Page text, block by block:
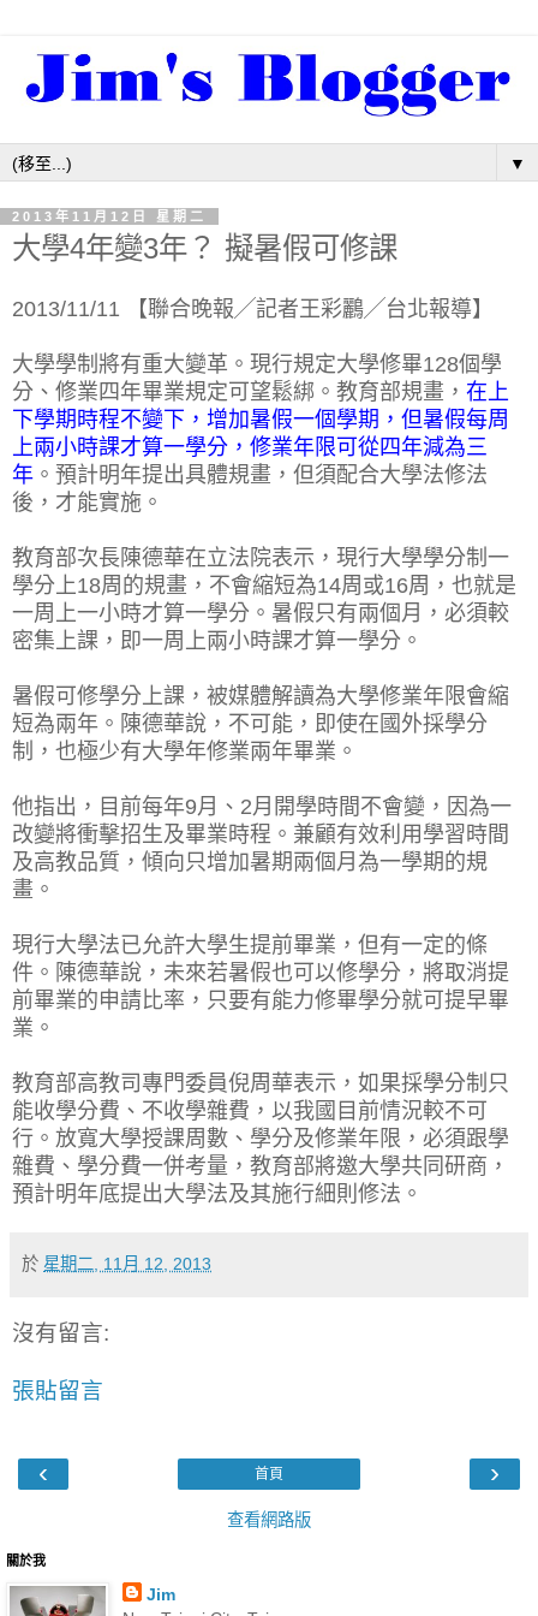
▼
2013年11月12日 星期二
大學4年變3年？ 擬暑假可修課
2013/11/11 【聯合晚報╱記者王彩鸝╱台北報導】
大學學制將有重大變革。現行規定大學修畢128個學
分、修業四年畢業規定可望鬆綁。教育部規畫， 在上
下學期時程不變下，增加暑假一個學期，但暑假每周
上兩小時課才算一學分，修業年限可從四年減為三
年 。預計明年提出具體規畫，但須配合大學法修法
後，才能實施。
教育部次長陳德華在立法院表示，現行大學學分制一
學分上18周的規畫，不會縮短為14周或16周，也就是
一周上一小時才算一學分。暑假只有兩個月，必須較
密集上課，即一周上兩小時課才算一學分。
暑假可修學分上課，被媒體解讀為大學修業年限會縮
短為兩年。陳德華說，不可能，即使在國外採學分
制，也極少有大學年修業兩年畢業。
他指出，目前每年9月、2月開學時間不會變，因為一
改變將衝擊招生及畢業時程。兼顧有效利用學習時間
及高教品質，傾向只增加暑期兩個月為一學期的規
畫。
現行大學法已允許大學生提前畢業，但有一定的條
件。陳德華說，未來若暑假也可以修學分，將取消提
前畢業的申請比率，只要有能力修畢學分就可提早畢
業。
教育部高教司專門委員倪周華表示，如果採學分制只
能收學分費、不收學雜費，以我國目前情況較不可
行。放寬大學授課周數、學分及修業年限，必須跟學
雜費、學分費一併考量，教育部將邀大學共同研商，
預計明年底提出大學法及其施行細則修法。
於 星期二, 11月 12, 2013
沒有留言:
張貼留言
‹ ›
首頁
查看網路版
關於我
Jim